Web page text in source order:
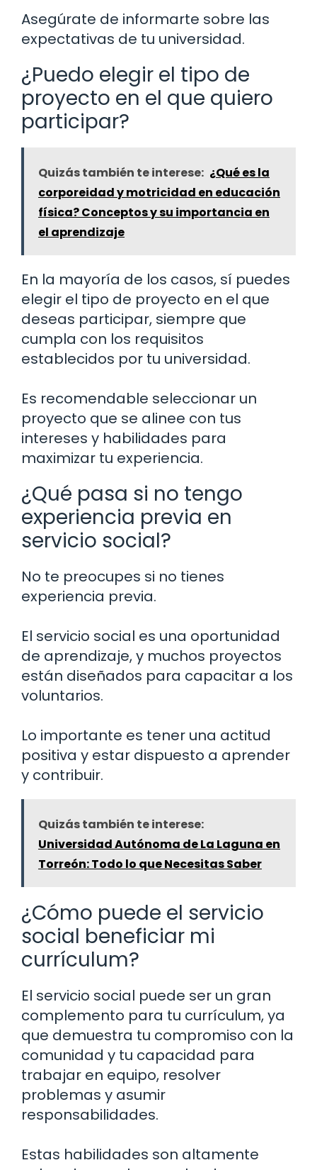
Asegúrate de informarte sobre las
expectativas de tu universidad.
¿Puedo elegir el tipo de
proyecto en el que quiero
participar?
Quizás también te interese: ¿Qué es la
corporeidad y motricidad en educación
física? Conceptos y su importancia en
el aprendizaje
En la mayoría de los casos, sí puedes
elegir el tipo de proyecto en el que
deseas participar, siempre que
cumpla con los requisitos
establecidos por tu universidad.
Es recomendable seleccionar un
proyecto que se alinee con tus
intereses y habilidades para
maximizar tu experiencia.
¿Qué pasa si no tengo
experiencia previa en
servicio social?
No te preocupes si no tienes
experiencia previa.
El servicio social es una oportunidad
de aprendizaje, y muchos proyectos
están diseñados para capacitar a los
voluntarios.
Lo importante es tener una actitud
positiva y estar dispuesto a aprender
y contribuir.
Quizás también te interese:
Universidad Autónoma de La Laguna en
Torreón: Todo lo que Necesitas Saber
¿Cómo puede el servicio
social beneficiar mi
currículum?
El servicio social puede ser un gran
complemento para tu currículum, ya
que demuestra tu compromiso con la
comunidad y tu capacidad para
trabajar en equipo, resolver
problemas y asumir
responsabilidades.
Estas habilidades son altamente